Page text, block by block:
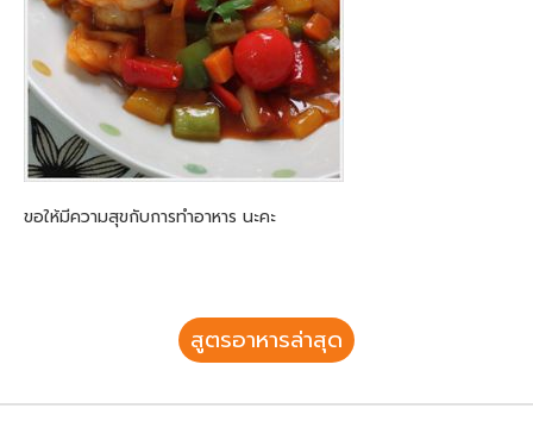
ขอให้มีความสุขกับการทำอาหาร นะคะ
สูตรอาหารล่าสุด